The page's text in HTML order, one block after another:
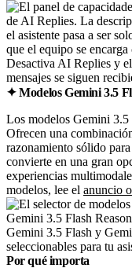
Desactiva AI Replies y
mensajes se siguen
✦ Modelos Gemini 3.5
Los modelos Gemini 3.5
Ofrecen una
razonamiento sólido
convierte en una gran
experiencias
modelos, lee el anuncio
Gemini 3.5 Flash y
seleccionables para tu
Por qué importa